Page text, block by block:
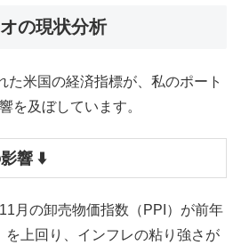
の現状分析
た米国の経済指標が、私のポート
を及ぼしています。
響 ⬇️
月の卸売物価指数（PPI）が前年
を上回り、インフレの粘り強さが